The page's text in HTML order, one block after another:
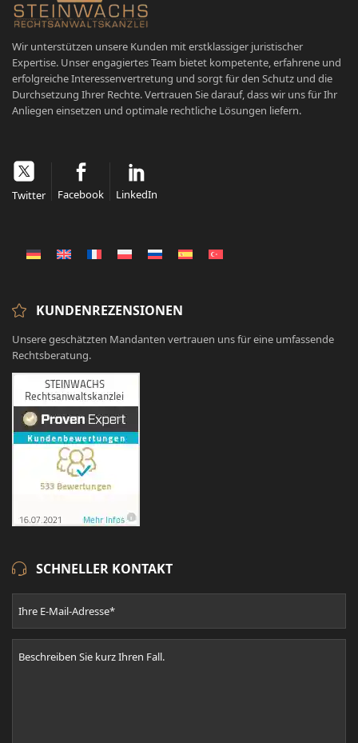
Wir unterstützen unsere Kunden mit erstklassiger juristischer
Expertise. Unser engagiertes Team bietet kompetente, erfahrene und
erfolgreiche Interessenvertretung und sorgt für den Schutz und die
Durchsetzung Ihrer Rechte. Vertrauen Sie darauf, dass wir uns für Ihr
Anliegen einsetzen und optimale rechtliche Lösungen liefern.
Twitter Facebook LinkedIn
KUNDENREZENSIONEN
Unsere geschätzten Mandanten vertrauen uns für eine umfassende
Rechtsberatung.
SCHNELLER KONTAKT